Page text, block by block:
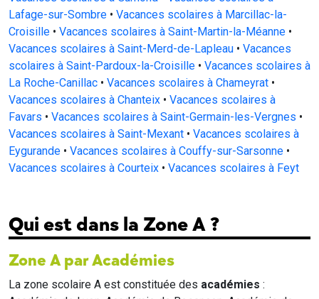
Lafage-sur-Sombre • Vacances scolaires à Marcillac-la-
Croisille • Vacances scolaires à Saint-Martin-la-Méanne •
Vacances scolaires à Saint-Merd-de-Lapleau • Vacances
scolaires à Saint-Pardoux-la-Croisille • Vacances scolaires à
La Roche-Canillac • Vacances scolaires à Chameyrat •
Vacances scolaires à Chanteix • Vacances scolaires à
Favars • Vacances scolaires à Saint-Germain-les-Vergnes •
Vacances scolaires à Saint-Mexant • Vacances scolaires à
Eygurande • Vacances scolaires à Couffy-sur-Sarsonne •
Vacances scolaires à Courteix • Vacances scolaires à Feyt
Qui est dans la Zone A ?
Zone A par Académies
La zone scolaire A est constituée des académies :